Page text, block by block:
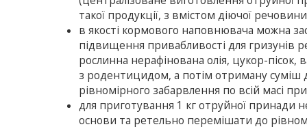
такої продукції, з вмістом діючої
в якості кормового наповнювача можна
підвищення привабливості для гризунів
рослинна нерафінована олія, цукор-
з родентицидом, а потім отриману
рівномірного забарвлення по всій масі
для приготування 1 кг отруйної принади
основи та ретельно перемішати до